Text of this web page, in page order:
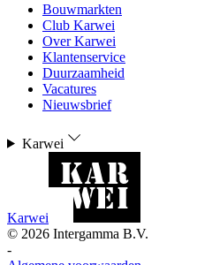
Bouwmarkten
Club Karwei
Over Karwei
Klantenservice
Duurzaamheid
Vacatures
Nieuwsbrief
Karwei
Karwei
© 2026 Intergamma B.V.
-